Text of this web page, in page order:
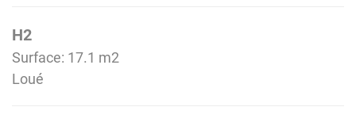
H2
Surface: 17.1 m2
Loué